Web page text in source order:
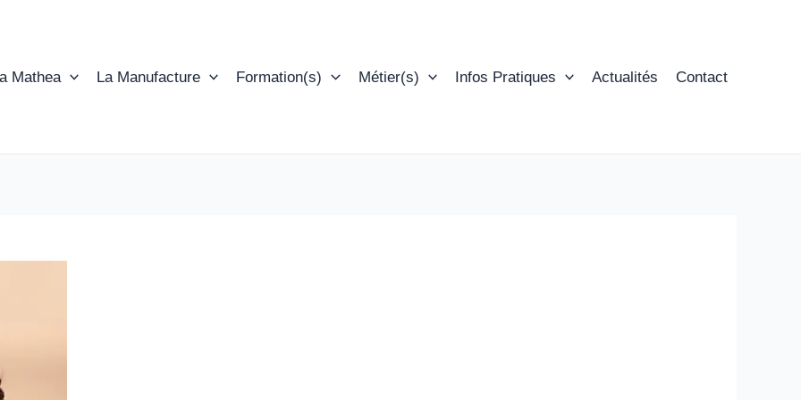
Mathea La Manufacture Formation(s) Métier(s) Infos Pratiques Actualités Contact